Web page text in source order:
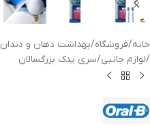
خانه/فروشگاه/بهداشت دهان و دندان
/لوازم جانبی/سری یدک بزرگسالان